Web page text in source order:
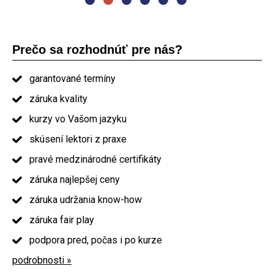
Prečo sa rozhodnúť pre nás?
garantované termíny
záruka kvality
kurzy vo Vašom jazyku
skúsení lektori z praxe
pravé medzinárodné certifikáty
záruka najlepšej ceny
záruka udržania know-how
záruka fair play
podpora pred, počas i po kurze
podrobnosti »